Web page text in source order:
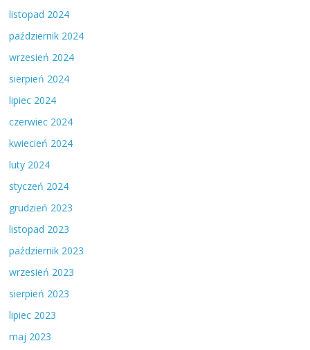
listopad 2024
październik 2024
wrzesień 2024
sierpień 2024
lipiec 2024
czerwiec 2024
kwiecień 2024
luty 2024
styczeń 2024
grudzień 2023
listopad 2023
październik 2023
wrzesień 2023
sierpień 2023
lipiec 2023
maj 2023